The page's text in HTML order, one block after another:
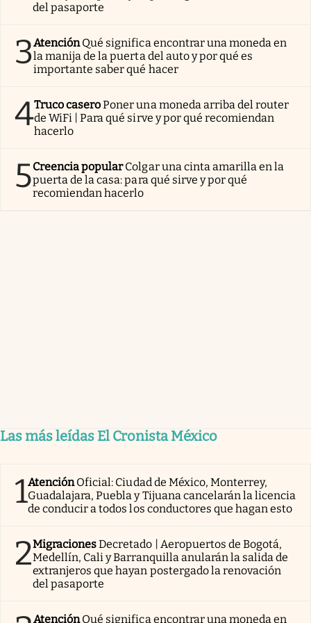
del pasaporte
3AtenciónQué significa encontrar una moneda en
la manija de la puerta del auto y por qué es
importante saber qué hacer
4Truco caseroPoner una moneda arriba del router
de WiFi | Para qué sirve y por qué recomiendan
hacerlo
5Creencia popularColgar una cinta amarilla en la
puerta de la casa: para qué sirve y por qué
recomiendan hacerlo
Las más leídas El Cronista México
1AtenciónOficial: Ciudad de México, Monterrey,
Guadalajara, Puebla y Tijuana cancelarán la licencia
de conducir a todos los conductores que hagan esto
2MigracionesDecretado | Aeropuertos de Bogotá,
Medellín, Cali y Barranquilla anularán la salida de
extranjeros que hayan postergado la renovación
del pasaporte
AtenciónQué significa encontrar una moneda en